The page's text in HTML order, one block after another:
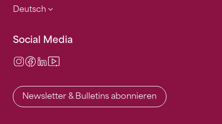
Deutsch
Social Media
Instagram
Facebook
LinkedIn
Newsletter & Bulletins abonnieren